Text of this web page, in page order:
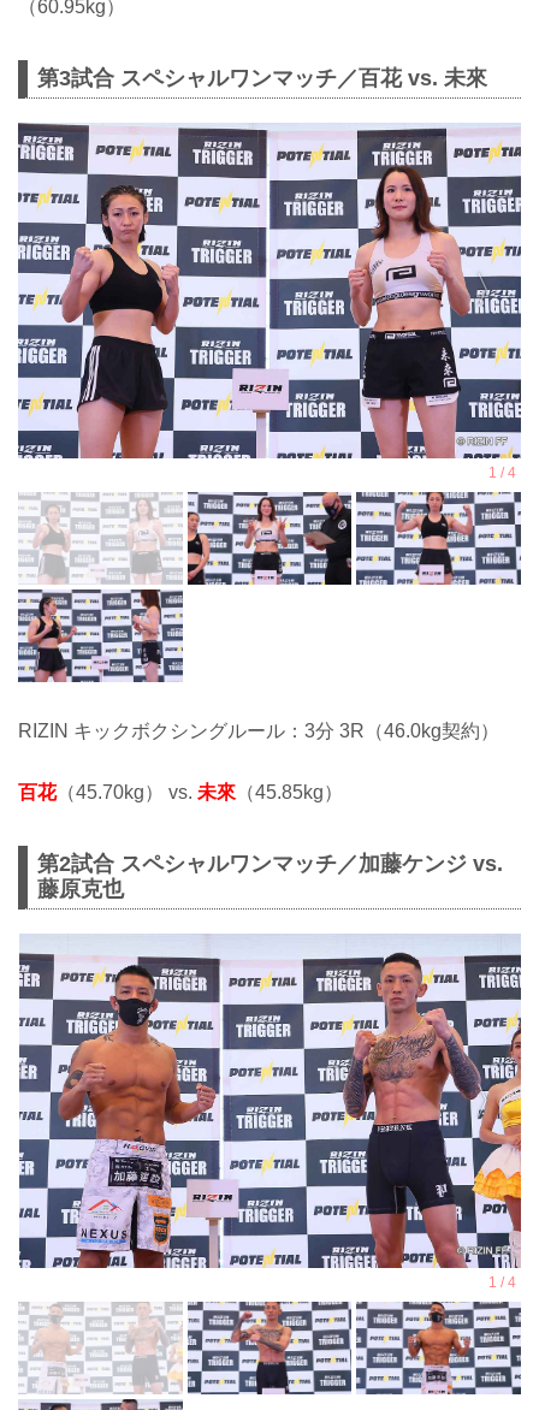
（60.95kg）
第3試合 スペシャルワンマッチ／百花 vs. 未來
RIZIN キックボクシングルール：3分 3R（46.0kg契約）
百花（45.70kg） vs. 未來 （45.85kg）
第2試合 スペシャルワンマッチ／加藤ケンジ vs.
藤原克也